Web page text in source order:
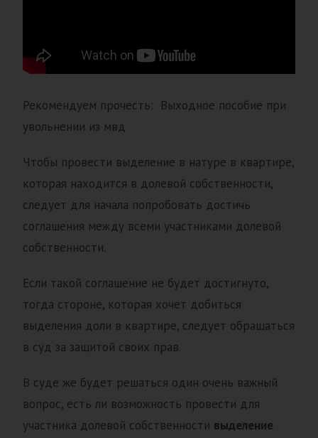
Рекомендуем прочесть: Выходное пособие при
увольнении из мвд
Чтобы провести выделение в натуре в квартире,
которая находится в долевой собственности,
следует для начала попробовать достичь
соглашения между всеми участниками долевой
собственности.
Если такой соглашение не будет достигнуто,
тогда стороне, которая хочет добиться
выделения доли в квартире, следует обращаться
в суд за защитой своих прав.
В суде же будет решаться один очень важный
вопрос, есть ли возможность провести для
участника долевой собственности выделение